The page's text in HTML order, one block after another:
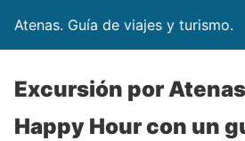
Atenas. Guía de viajes y turismo.
Excursión por
Happy Hour con un